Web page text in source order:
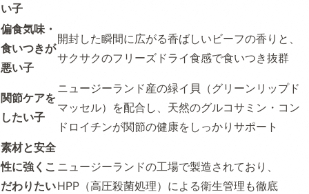
い子
偏食気味・
食いつきが
悪い子
開封した瞬間に広がる香ばしいビーフの香りと、
サクサクのフリーズドライ食感で食いつき抜群
関節ケアを
したい子
ニュージーランド産の緑イ貝（グリーンリップド
マッセル）を配合し、天然のグルコサミン・コン
ドロイチンが関節の健康をしっかりサポート
素材と安全
性に強くこ
だわりたい
ニュージーランドの工場で製造されており、
HPP（高圧殺菌処理）による衛生管理も徹底